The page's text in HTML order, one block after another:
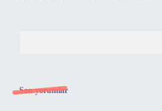
Son yorumlar